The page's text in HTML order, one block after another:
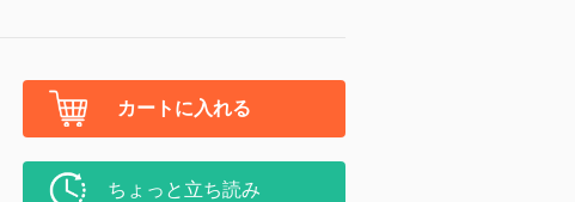
カートに入れる
ちょっと立ち読み